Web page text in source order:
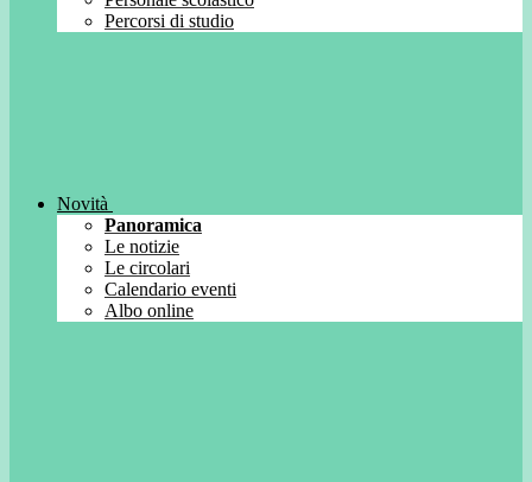
Percorsi di studio
Novità
Panoramica
Le notizie
Le circolari
Calendario eventi
Albo online